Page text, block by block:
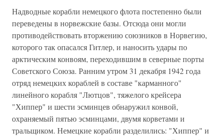
Надводные корабли немецкого флота постепенно были
переведены в норвежские базы. Отсюда они могли
противодействовать вторжению союзников в Норвегию,
которого так опасался Гитлер, и наносить удары по
арктическим конвоям, переходившим в северные порты
Советского Союза. Ранним утром 31 декабря 1942 года
отряд немецких кораблей в составе "карманного"
линейного корабля "Лютцов", тяжелого крейсера
"Хиппер" и шести эсминцев обнаружил конвой,
охраняемый пятью эсминцами, двумя корветами и
тральщиком. Немецкие корабли разделились: "Хиппер" и